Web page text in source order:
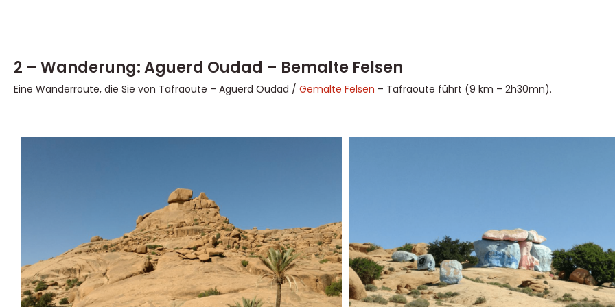
2 – Wanderung: Aguerd Oudad – Bemalte Felsen
Eine Wanderroute, die Sie von Tafraoute – Aguerd Oudad / Gemalte Felsen – Tafraoute führt (9 km – 2h30mn).